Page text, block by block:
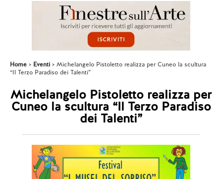
Home Eventi
Michelangelo Pistoletto realizza per Cuneo la scultura
“Il Terzo Paradiso dei Talenti”
Michelangelo Pistoletto realizza per
Cuneo la scultura “Il Terzo Paradiso
dei Talenti”